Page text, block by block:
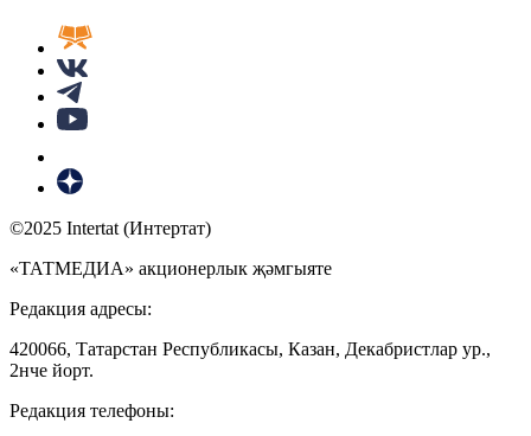
©2025 Intertat (Интертат)
«ТАТМЕДИА» акционерлык җәмгыяте
Редакция адресы:
420066, Татарстан Республикасы, Казан, Декабристлар ур.,
2нче йорт.
Редакция телефоны: